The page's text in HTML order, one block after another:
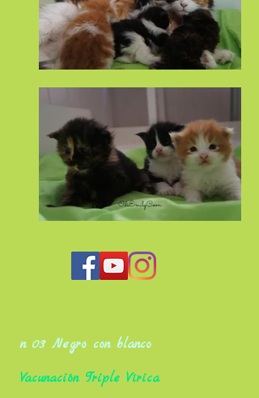
n 03 Negro con blanco
Vacunación Triple Vírica